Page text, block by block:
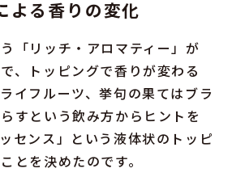
よる香りの変化
「リッチ・アロマティー」が
、トッピングで香りが変わる
イフルーツ、挙句の果てはブラ
すという飲み方からヒントを
センス」という液体状のトッピ
とを決めたのです。